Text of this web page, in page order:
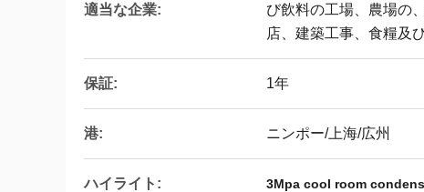
適当な企業:
び飲料の工場、農場の
店、建築工事、食糧及
保証: 1年
港: ニンポー/上海/広州
ハイライト: 3Mpa cool room